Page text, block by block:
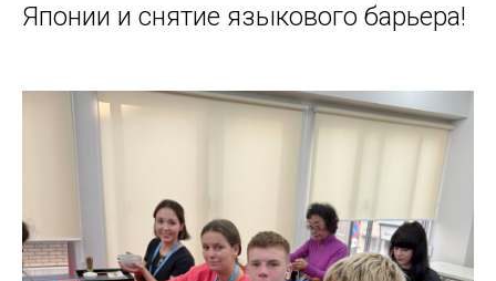
Японии и снятие языкового барьера!